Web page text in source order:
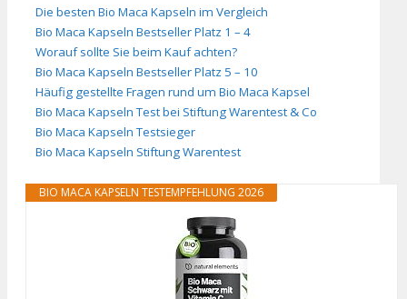
Die besten Bio Maca Kapseln im Vergleich
Bio Maca Kapseln Bestseller Platz 1 – 4
Worauf sollte Sie beim Kauf achten?
Bio Maca Kapseln Bestseller Platz 5 – 10
Häufig gestellte Fragen rund um Bio Maca Kapsel
Bio Maca Kapseln Test bei Stiftung Warentest & Co
Bio Maca Kapseln Testsieger
Bio Maca Kapseln Stiftung Warentest
BIO MACA KAPSELN TESTEMPFEHLUNG 2026